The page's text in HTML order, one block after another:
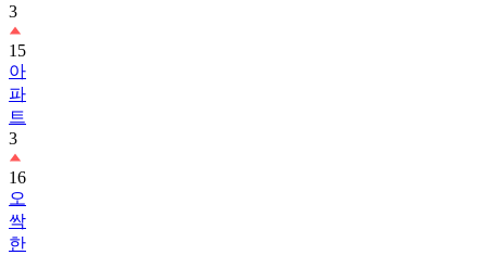
3
15
아
파
트
3
16
오
싹
한